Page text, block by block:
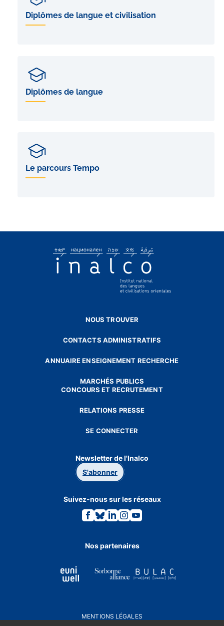
Diplômes de langue et civilisation
Diplômes de langue
Le parcours Tempo
NOUS TROUVER
CONTACTS ADMINISTRATIFS
ANNUAIRE ENSEIGNEMENT RECHERCHE
MARCHÉS PUBLICS
CONCOURS ET RECRUTEMENT
RELATIONS PRESSE
SE CONNECTER
Newsletter de l'Inalco
S'abonner
Suivez-nous sur les réseaux
Lien
vers
Facebook.
Lien
vers
Bluesky.
Lien
vers
Linkedin.
Lien
vers
Instagram.
Lien
vers
Youtube.
Nos partenaires
MENTIONS LÉGALES